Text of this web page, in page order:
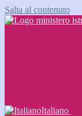
Salta al contenuto
Italiano